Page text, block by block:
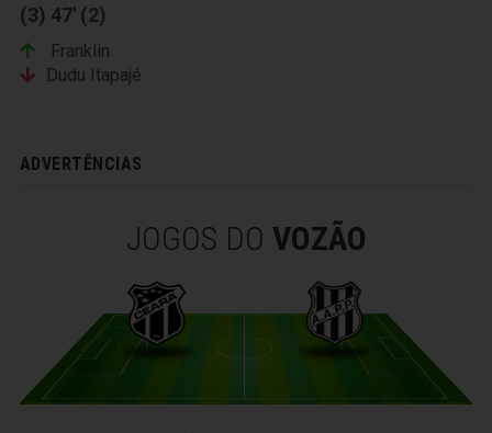
(3) 47' (2)
Franklin
Dudu Itapajé
ADVERTÊNCIAS
JOGOS DO VOZÃO